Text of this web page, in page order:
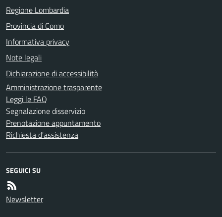
Regione Lombardia
Provincia di Como
Informativa privacy
Note legali
Dichiarazione di accessibilità
Amministrazione trasparente
Leggi le FAQ
Segnalazione disservizio
Prenotazione appuntamento
Richiesta d'assistenza
SEGUICI SU
Newsletter